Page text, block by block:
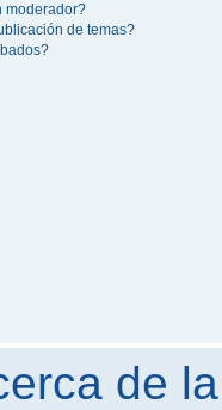
moderador?
de temas?
de